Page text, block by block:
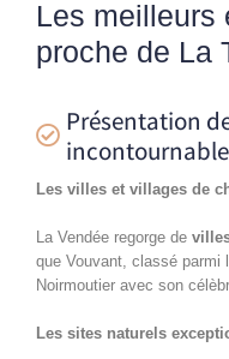
Les meilleurs
proche de La
Présentation
Les villes et villages de
La Vendée regorge de
que Vouvant, classé parmi
Noirmoutier avec son
Les sites naturels